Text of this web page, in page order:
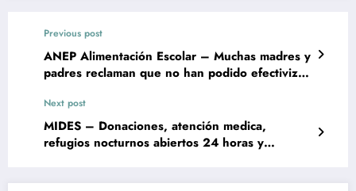
Previous post
ANEP Alimentación Escolar – Muchas madres y
padres reclaman que no han podido efectivizar
Next post
MIDES – Donaciones, atención medica,
refugios nocturnos abiertos 24 horas y